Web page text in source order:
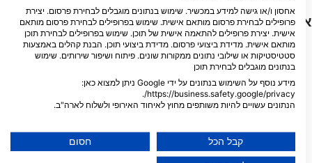
אתרי צלילה בקרבת מקום
Scubapro
אחסון ו/או גישה למידע במכשיר. שימוש בנתונים מוגבלים לבחירת פרסום. יצירת
פרופילים לבחירת פרסום מותאם אישית. שימוש בפרופילים לבחירת פרסום מותאם
אישית. יצירת פרופילים להתאמה אישית של תוכן. שימוש בפרופילים לבחירת תוכן
מותאם אישית. מדידת ביצועי פרסום. מדידת ביצועי תוכן. הבנת קהלים באמצעות
סטטיסטיקות או שילובי נתונים ממקורות שונים. פיתוח ושיפור שירותים. שימוש
בנתונים מוגבלים לבחירת תוכן
מידע נוסף על השימוש בנתונים על ידי Google ניתן למצוא כאן:
https://business.safety.google/privacy/.
הנתונים עשויים להיות משותפים מחוץ לאיחוד האירופי ולשלוח לארה"ב.
הצג רשימת שותפים (1 ספקי IAB)
אנו משתמשים בנתונים שלך למטרות הבאות:
קבל הכל חסום